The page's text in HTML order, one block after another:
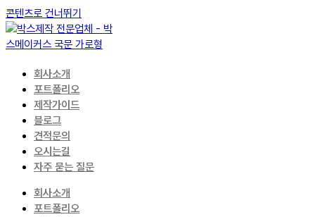
콘텐츠로 건너뛰기
회사소개
포트폴리오
제작가이드
블로그
견적문의
오시는길
자주 묻는 질문
회사소개
포트폴리오